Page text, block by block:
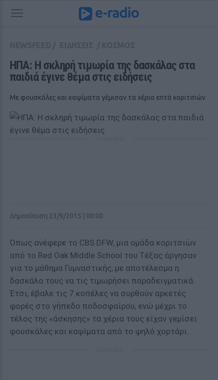
ΗΠΑ: Η σκληρή τιμωρία της δασκάλας στα
παιδιά έγινε θέμα στις ειδήσεις
Με φουσκάλες και καψίματα γέμισαν τα χέρια επτά κοριτσιών
Δημοσίευση 23/9/2015 | 00:00
Όπως ανέφερε το CBS DFW, μια ομάδα κοριτσιών
από το Red Oak Middle School του Τέξας άργησαν
για το μάθημα Γυμναστικής, με αποτέλεσμα η
δασκάλα τους να τις τιμωρήσει παραδειγματικά.
Έτσι, έβαλε τις 7 κοπέλες να συρθούν αρκετές
φορές στο γήπεδο ποδοσφαίρου, ενώ μέχρι το
τέλος της «άσκησης» τα χέρια τους είχαν γεμίσει
φουσκάλες και καψίματα από το ψηλό χορτάρι.